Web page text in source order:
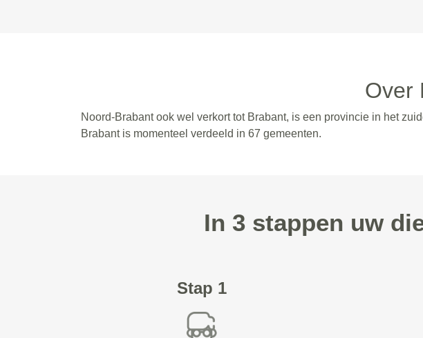
Over
Noord-Brabant ook wel verkort tot Brabant, is een provincie in het
Brabant is momenteel verdeeld in 67 gemeenten.
In 3 stappen uw
Stap 1